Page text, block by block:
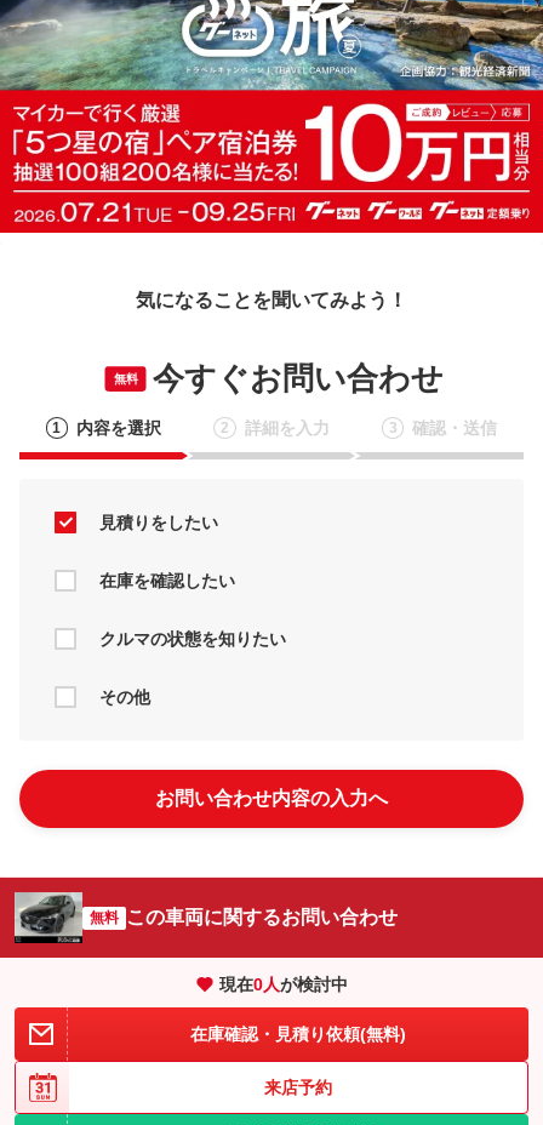
気になることを聞いてみよう！
無料 今すぐお問い合わせ
1 内容を選択 2 詳細を入力 3 確認・送信
見積りをしたい
在庫を確認したい
クルマの状態を知りたい
その他
お問い合わせ内容の入力へ
無料 この車両に関するお問い合わせ
現在0人が検討中
在庫確認・見積り依頼(無料)
来店予約